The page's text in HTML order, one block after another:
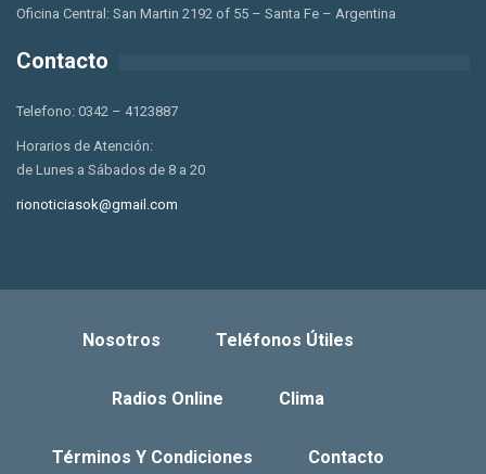
Oficina Central: San Martin 2192 of 55 – Santa Fe – Argentina
Contacto
Telefono: 0342 – 4123887
Horarios de Atención:
de Lunes a Sábados de 8 a 20
rionoticiasok@gmail.com
Nosotros Teléfonos Útiles
Radios Online Clima
Términos Y Condiciones Contacto